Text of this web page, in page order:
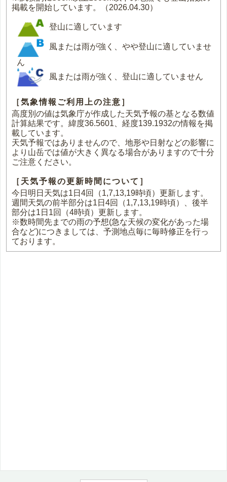
掲載を開始しています。（2026.04.30）
登山に適しています
風または雨が強く、やや登山に適していませ
ん
風または雨が強く、登山に適していません
［気象情報ご利用上の注意］
高度別の値は気象庁が作成した天気予報の基となる数値
計算結果です。緯度36.5601、経度139.1932の情報を掲
載しています。
天気予報ではありませんので、地形や日射などの影響に
より山岳では値が大きく異なる場合がありますので十分
ご注意ください。
［天気予報の更新時間について］
今日明日天気は1日4回（1,7,13,19時頃）更新します。
週間天気の前半部分は1日4回（1,7,13,19時頃）、後半
部分は1日1回（4時頃）更新します。
※数時間先までの雨の予想(急な天候の変化があった場
合など)につきましては、予測地点毎に毎時修正を行っ
ております。